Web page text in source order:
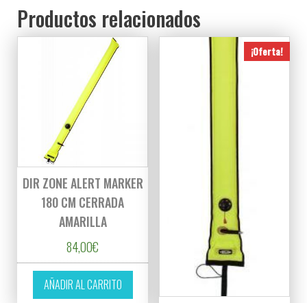
Productos relacionados
DIR ZONE ALERT MARKER
180 CM CERRADA
AMARILLA
84,00€
AÑADIR AL CARRITO
¡Oferta!